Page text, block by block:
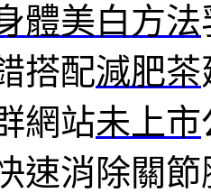
體美白方法
搭配減肥茶
網站未上市
速消除關節